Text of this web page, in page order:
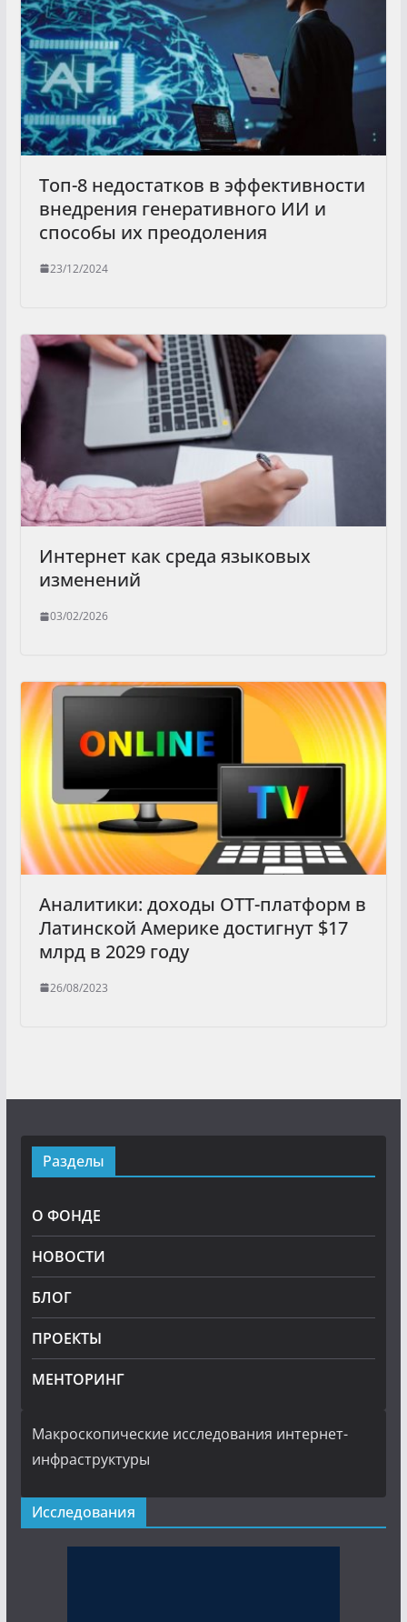
Топ-8 недостатков в эффективности
внедрения генеративного ИИ и
способы их преодоления
23/12/2024
Интернет как среда языковых
изменений
03/02/2026
Аналитики: доходы ОТТ-платформ в
Латинской Америке достигнут $17
млрд в 2029 году
26/08/2023
Разделы
О ФОНДЕ
НОВОСТИ
БЛОГ
ПРОЕКТЫ
МЕНТОРИНГ
Макроскопические исследования интернет-
инфраструктуры
Исследования